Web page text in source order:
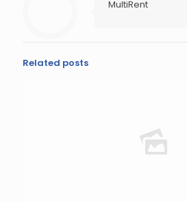
MultiRent
Related posts